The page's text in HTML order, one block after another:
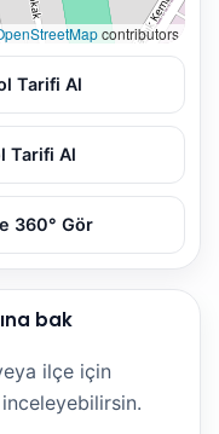
contributors
Tarifi Al
Tarifi Al
360° Gör
bak
ilçe için
inceleyebilirsin.